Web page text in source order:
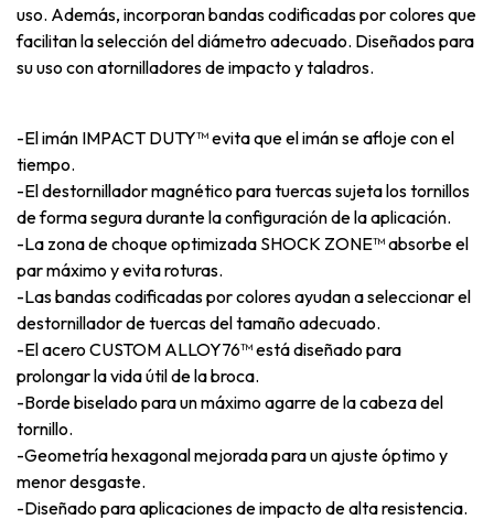
uso. Además, incorporan bandas codificadas por colores que
facilitan la selección del diámetro adecuado. Diseñados para
su uso con atornilladores de impacto y taladros.
-El imán IMPACT DUTY™ evita que el imán se afloje con el
tiempo.
-El destornillador magnético para tuercas sujeta los tornillos
de forma segura durante la configuración de la aplicación.
-La zona de choque optimizada SHOCK ZONE™ absorbe el
par máximo y evita roturas.
-Las bandas codificadas por colores ayudan a seleccionar el
destornillador de tuercas del tamaño adecuado.
-El acero CUSTOM ALLOY76™ está diseñado para
prolongar la vida útil de la broca.
-Borde biselado para un máximo agarre de la cabeza del
tornillo.
-Geometría hexagonal mejorada para un ajuste óptimo y
menor desgaste.
-Diseñado para aplicaciones de impacto de alta resistencia.